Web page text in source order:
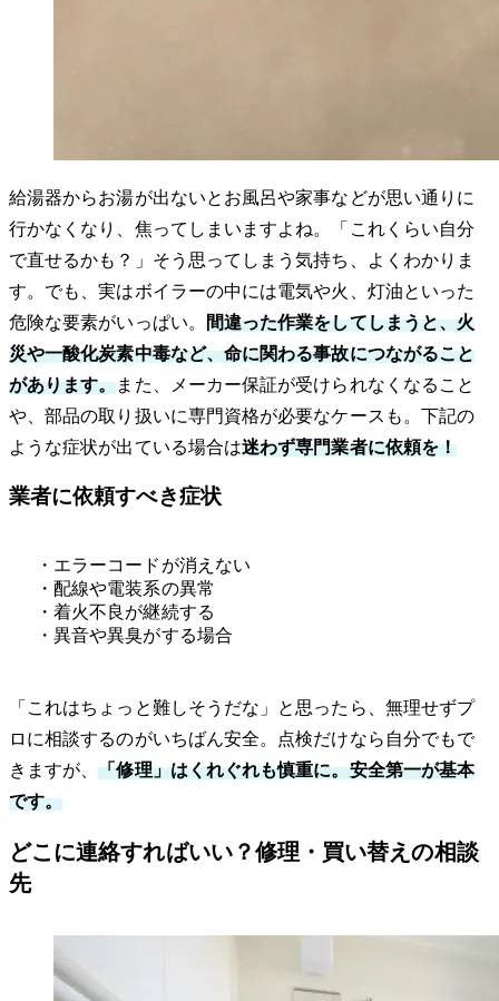
給湯器からお湯が出ないとお風呂や家事などが思い通りに
行かなくなり、焦ってしまいますよね。「これくらい自分
で直せるかも？」そう思ってしまう気持ち、よくわかりま
す。でも、実はボイラーの中には電気や火、灯油といった
危険な要素がいっぱい。 間違った作業をしてしまうと、火
災や一酸化炭素中毒など、命に関わる事故につながること
があります。また、メーカー保証が受けられなくなること
や、部品の取り扱いに専門資格が必要なケースも。下記の
ような症状が出ている場合は迷わず専門業者に依頼を！
業者に依頼すべき症状
・エラーコードが消えない
・配線や電装系の異常
・着火不良が継続する
・異音や異臭がする場合
「これはちょっと難しそうだな」と思ったら、無理せずプ
ロに相談するのがいちばん安全。点検だけなら自分でもで
きますが、「修理」はくれぐれも慎重に。安全第一が基本
です。
どこに連絡すればいい？修理・買い替えの相談
先